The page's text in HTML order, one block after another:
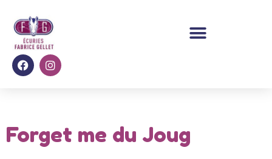
Forget me du Joug